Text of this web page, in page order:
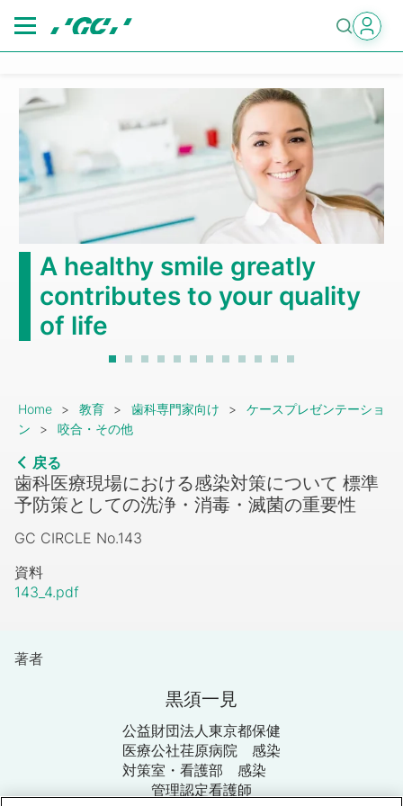
main
A healthy smile greatly
contributes to your quality
of life
Breadcrumb
Home 教育 歯科専門家向け
ケースプレゼンテーショ
ン
咬合・その他
戻る
歯科医療現場における感染対策について 標準
予防策としての洗浄・消毒・滅菌の重要性
GC CIRCLE No.143
資料
143_4.pdf
著者
黒須一見
公益財団法人東京都保健
医療公社荏原病院 感染
対策室・看護部 感染
管理認定看護師